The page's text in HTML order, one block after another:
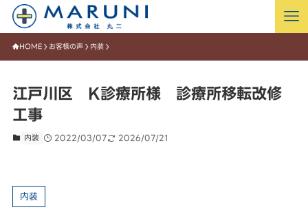
HOME お客様の声 内装
江戸川区 K診療所様 診療所移転改修
工事
内装 2022/03/07 2026/07/21
内装